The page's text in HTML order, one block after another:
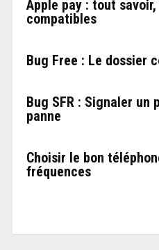
Apple pay : tout
compatibles
Bug Free : Le dossier
Bug SFR : Signaler un
panne
Choisir le bon
fréquences